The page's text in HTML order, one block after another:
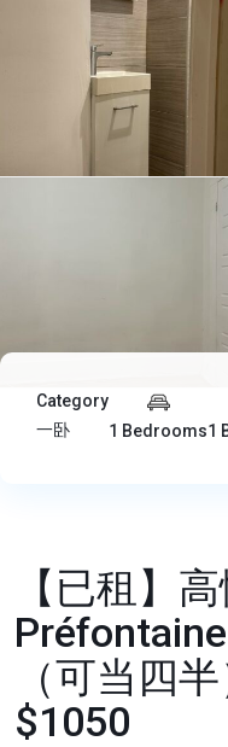
Category
一卧
1 Bedrooms1
【已租】
（可当四
$1050